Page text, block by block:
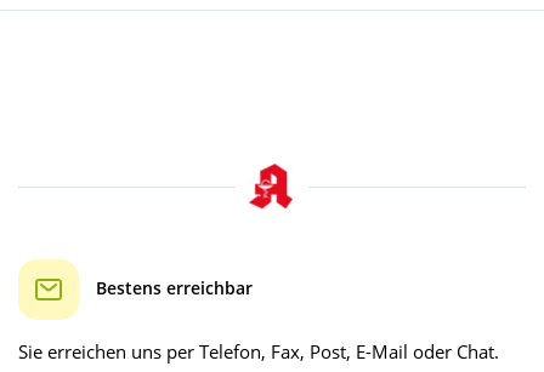
Bestens erreichbar
Sie erreichen uns per Telefon, Fax, Post, E-Mail oder Chat.